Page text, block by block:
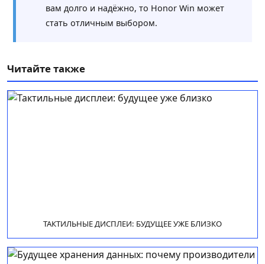
вам долго и надёжно, то Honor Win может
стать отличным выбором.
Читайте также
ТАКТИЛЬНЫЕ ДИСПЛЕИ: БУДУЩЕЕ УЖЕ БЛИЗКО